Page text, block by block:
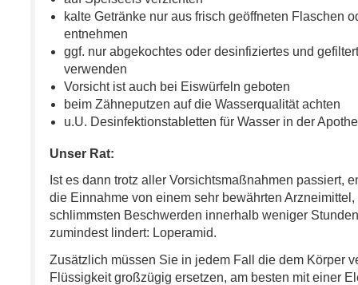
kalte Getränke nur aus frisch geöffneten Flaschen
entnehmen
ggf. nur abgekochtes oder desinfiziertes und
verwenden
Vorsicht ist auch bei Eiswürfeln geboten
beim Zähneputzen auf die Wasserqualität achten
u.U. Desinfektionstabletten für Wasser in der
Unser Rat:
Ist es dann trotz aller Vorsichtsmaßnahmen passiert,
die Einnahme von einem sehr bewährten Arzneimittel,
schlimmsten Beschwerden innerhalb weniger
zumindest lindert: Loperamid.
Zusätzlich müssen Sie in jedem Fall die dem Körper
Flüssigkeit großzügig ersetzen, am besten mit einer